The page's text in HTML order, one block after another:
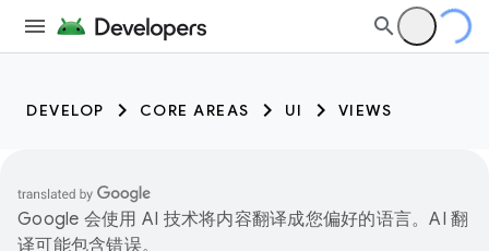
DEVELOP CORE AREAS UI VIEWS
Google 会使用 AI 技术将内容翻译成您偏好的语言。AI 翻
译可能包含错误。